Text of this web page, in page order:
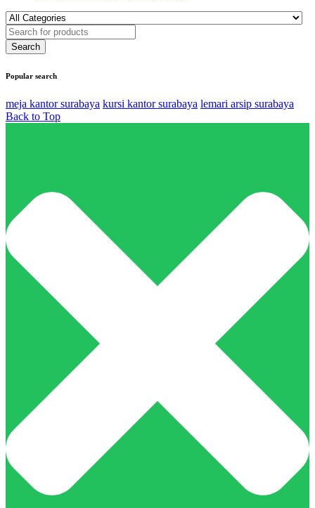
Popular search
meja kantor surabaya kursi kantor surabaya lemari arsip surabaya
Back to Top